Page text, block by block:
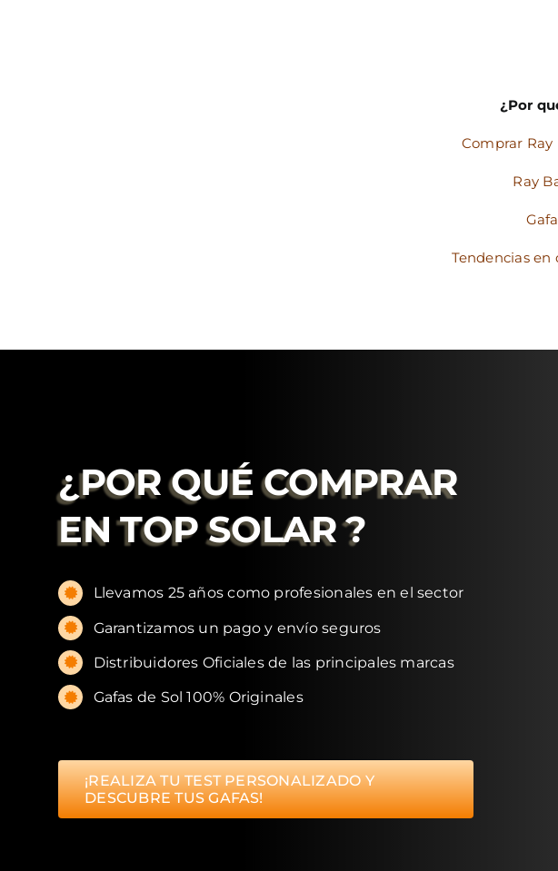
¿Por
Comprar
Ray
Tendencias en
¿POR QUÉ COMPRAR
EN TOP SOLAR ?
Llevamos 25 años como profesionales en el sector
Garantizamos un pago y envío seguros
Distribuidores Oficiales de las principales marcas
Gafas de Sol 100% Originales
¡REALIZA TU TEST PERSONALIZADO Y
DESCUBRE TUS GAFAS!